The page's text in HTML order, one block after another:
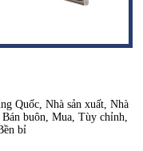
Quốc, Nhà sản xuất, Nhà
buôn, Mua, Tùy chỉnh,
bỉ